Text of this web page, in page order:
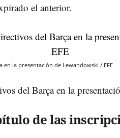
el anterior.
en la presentación de Lewandowski / EFE
del Barça en la
de las